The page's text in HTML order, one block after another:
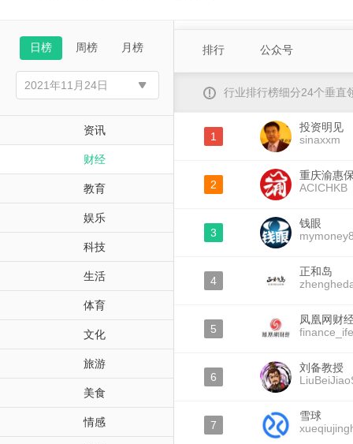
日榜 周榜 月榜
资讯
财经
教育
娱乐
科技
生活
体育
文化
旅游
美食
情感
排行 公众号
行业排行榜细分24个垂直
1
投资明见
sinaxxm
2
重庆渝惠
ACICHKB
3
钱眼
4
正和岛
5
凤凰网财
6
刘备教授
7
雪球